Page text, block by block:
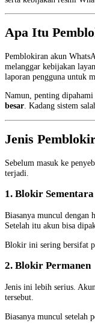
Apa Itu
Pemblokiran akun
melanggar kebijakan
laporan pengguna untuk
Namun, penting dipahami
besar. Kadang sistem
Jenis
Sebelum masuk ke
terjadi.
1. Blokir Sementara
Biasanya muncul dengan
Setelah itu akun bisa
Blokir ini sering bersifat
2. Blokir Permanen
Jenis ini lebih serius.
tersebut.
Biasanya muncul setelah